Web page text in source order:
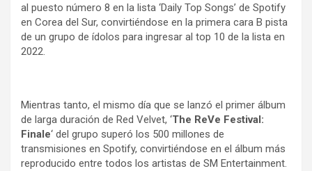
al puesto número 8 en la lista ‘Daily Top Songs’ de Spotify
en Corea del Sur, convirtiéndose en la primera cara B pista
de un grupo de ídolos para ingresar al top 10 de la lista en
2022.
Mientras tanto, el mismo día que se lanzó el primer álbum
de larga duración de Red Velvet, ‘The ReVe Festival:
Finale‘ del grupo superó los 500 millones de
transmisiones en Spotify, convirtiéndose en el álbum más
reproducido entre todos los artistas de SM Entertainment.